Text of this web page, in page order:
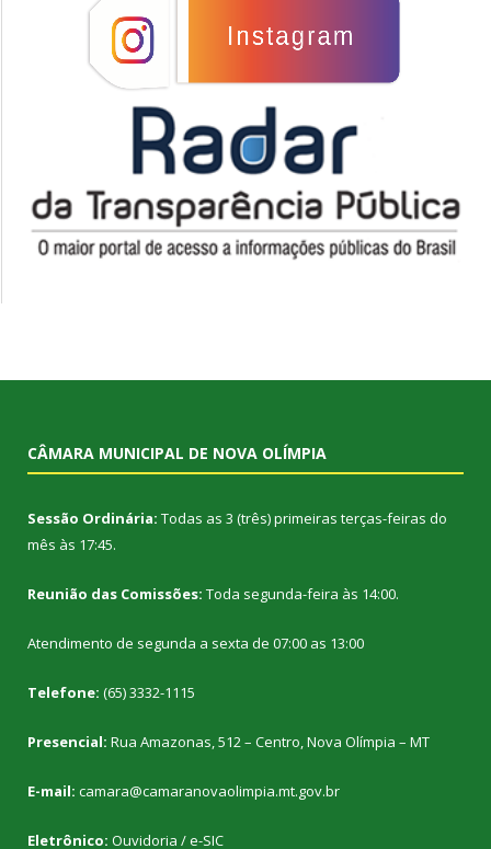
CÂMARA MUNICIPAL DE NOVA OLÍMPIA
Sessão Ordinária: Todas as 3 (três) primeiras terças-feiras do
mês às 17:45.
Reunião das Comissões: Toda segunda-feira às 14:00.
Atendimento de segunda a sexta de 07:00 as 13:00
Telefone: (65) 3332-1115
Presencial: Rua Amazonas, 512 – Centro, Nova Olímpia – MT
E-mail: camara@camaranovaolimpia.mt.gov.br
Eletrônico: Ouvidoria /e-SIC